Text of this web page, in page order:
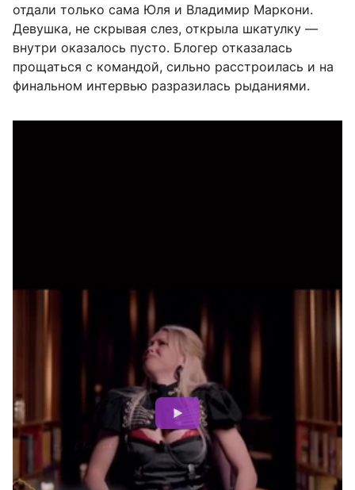
отдали только сама Юля и Владимир Маркони.
Девушка, не скрывая слез, открыла шкатулку —
внутри оказалось пусто. Блогер отказалась
прощаться с командой, сильно расстроилась и на
финальном интервью разразилась рыданиями.